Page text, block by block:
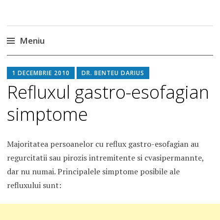
DrBendo.ro
Alimentatia sa iti fie medicatia
Meniu
la
conținut
1 DECEMBRIE 2010 DR. BENTEU DARIUS
Refluxul gastro-esofagian
simptome
Majoritatea persoanelor cu reflux gastro-esofagian au
regurcitatii sau pirozis intremitente si cvasipermannte,
dar nu numai. Principalele simptome posibile ale
refluxului sunt: